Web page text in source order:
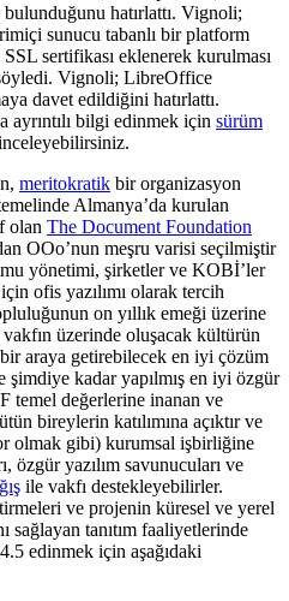
bulunduğunu hatırlattı. Vignoli;
sunucu tabanlı bir platform
sertifikası eklenerek kurulması
söyledi. Vignoli; LibreOffice
davet edildiğini hatırlattı.
ayrıntılı bilgi edinmek için sürüm
meritokratik bir organizasyon
Almanya’da kurulan
olan The Document Foundation
OOo’nun meşru varisi seçilmiştir
yönetimi, şirketler ve KOBİ’ler
ofis yazılımı olarak tercih
on yıllık emeği üzerine
üzerinde oluşacak kültürün
araya getirebilecek en iyi çözüm
kadar yapılmış en iyi özgür
temel değerlerine inanan ve
bireylerin katılımına açıktır ve
olmak gibi) kurumsal işbirliğine
özgür yazılım savunucuları ve
ile vakfı destekleyebilirler.
ve projenin küresel ve yerel
sağlayan tanıtım faaliyetlerinde
edinmek için aşağıdaki